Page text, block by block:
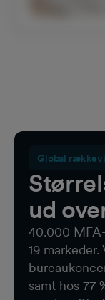
Global
ud
40.000
19
samt hos 77